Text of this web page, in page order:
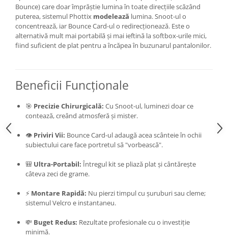
Genti, Rucsacuri, Troller foto
Genti foto
Genti Holster TopLoader
Genti, Troller Video
Only One Shoulder - SlingShot
Hamuri si Centuri foto
Curele Aparat - Umar
Genti Laptop si iPad
Hand Strap / Grip
Troller
Accesorii genti si trollere
Video / Camere si accesorii
Camere video profesionale
Bounce) care doar împrăștie lumina în toate direcțiile scăzând
puterea, sistemul Phottix modelează lumina. Snoot-ul o
concentrează, iar Bounce Card-ul o redirecționează. Este o
alternativă mult mai portabilă și mai ieftină la softbox-urile mici,
fiind suficient de plat pentru a încăpea în buzunarul pantalonilor.
Beneficii Funcționale
🎯 Precizie Chirurgicală: Cu Snoot-ul, luminezi doar ce
contează, creând atmosferă și mister.
👁️ Priviri Vii: Bounce Card-ul adaugă acea scânteie în ochii
subiectului care face portretul să "vorbească".
🎒 Ultra-Portabil: Întregul kit se pliază plat și cântărește
câteva zeci de grame.
⚡ Montare Rapidă: Nu pierzi timpul cu șuruburi sau cleme;
sistemul Velcro e instantaneu.
💸 Buget Redus: Rezultate profesionale cu o investiție
minimă.